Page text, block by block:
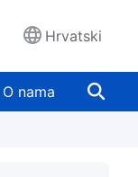
Hrvatski
O nama